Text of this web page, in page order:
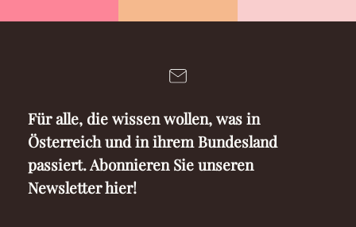
Für alle, die wissen wollen, was in
Österreich und in ihrem Bundesland
passiert. Abonnieren Sie unseren
Newsletter hier!